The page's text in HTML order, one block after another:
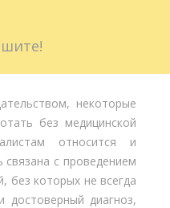
некоторые
без медицинской
относится и
связана с проведением
без которых не всегда
диагноз,